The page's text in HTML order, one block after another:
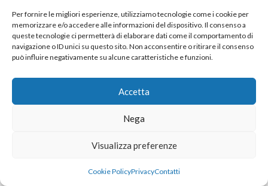
Per fornire le migliori esperienze, utilizziamo tecnologie come i cookie per
memorizzare e/o accedere alle informazioni del dispositivo. Il consenso a
queste tecnologie ci permetterà di elaborare dati come il comportamento di
navigazione o ID unici su questo sito. Non acconsentire o ritirare il consenso
può influire negativamente su alcune caratteristiche e funzioni.
Accetta
Nega
Visualizza preferenze
Cookie PolicyPrivacyContatti